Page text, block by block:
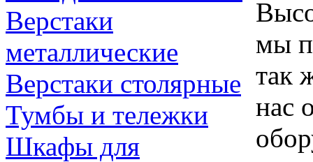
Верстаки
металлические
Верстаки столярные
Тумбы и тележки
Шкафы для
мы
так
нас